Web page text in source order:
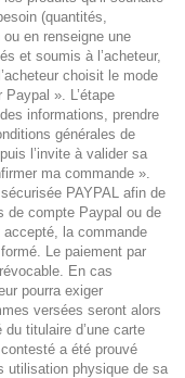
(quantités,
en renseigne une
et soumis à l’acheteur,
choisit le mode
». L’étape
informations, prendre
générales de
l’invite à valider sa
ma commande ».
PAYPAL afin de
de compte Paypal ou de
la commande
Le paiement par
En cas
pourra exiger
versées seront alors
titulaire d’une carte
a été prouvé
utilisation physique de sa